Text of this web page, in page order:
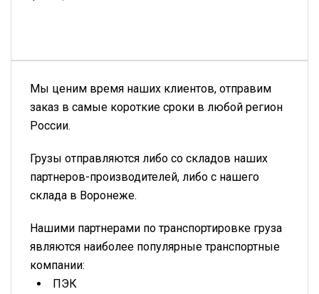
Мы ценим время наших клиентов, отправим
заказ в самые короткие сроки в любой регион
России.
Грузы отправляются либо со складов наших
партнеров-производителей, либо с нашего
склада в Воронеже.
Нашими партнерами по транспортировке груза
являются наиболее популярные транспортные
компании:
ПЭК